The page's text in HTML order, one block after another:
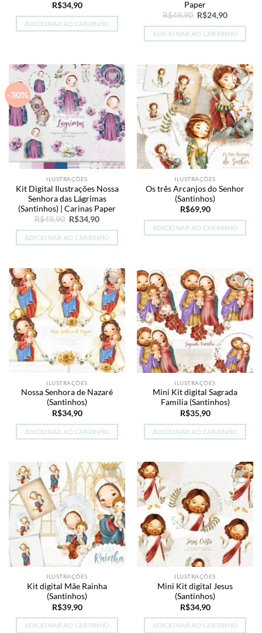
R$34,90
ADICIONAR AO CARRINHO
Paper
R$49,90 O
preço
original
era:
R$24,90O
atual
é:
ADICIONAR AO CARRINHO
-30%
Add to
wishlist
ILUSTRAÇÕES
Kit Digital Ilustrações Nossa
Senhora das Lágrimas
(Santinhos) | Carinas Paper
R$49,90 O
preço
original
era:
R$34,90O
atual
é:
ADICIONAR AO CARRINHO
Add to
wishlist
ILUSTRAÇÕES
Os três Arcanjos do Senhor
(Santinhos)
R$69,90
ADICIONAR AO CARRINHO
Add to
wishlist
ILUSTRAÇÕES
Nossa Senhora de Nazaré
(Santinhos)
R$34,90
ADICIONAR AO CARRINHO
Add to
wishlist
ILUSTRAÇÕES
Mini Kit digital Sagrada
Família (Santinhos)
R$35,90
ADICIONAR AO CARRINHO
Add to
wishlist
ILUSTRAÇÕES
Kit digital Mãe Rainha
(Santinhos)
R$39,90
ADICIONAR AO CARRINHO
Add to
wishlist
ILUSTRAÇÕES
Mini Kit digital Jesus
(Santinhos)
R$34,90
ADICIONAR AO CARRINHO